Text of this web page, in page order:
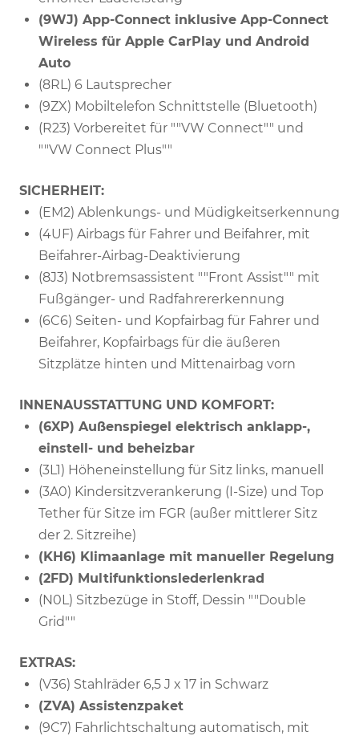
(9WJ) App-Connect inklusive App-Connect
Wireless für Apple CarPlay und Android
Auto
(8RL) 6 Lautsprecher
(9ZX) Mobiltelefon Schnittstelle (Bluetooth)
(R23) Vorbereitet für ""VW Connect"" und
""VW Connect Plus""
SICHERHEIT:
(EM2) Ablenkungs- und Müdigkeitserkennung
(4UF) Airbags für Fahrer und Beifahrer, mit
Beifahrer-Airbag-Deaktivierung
(8J3) Notbremsassistent ""Front Assist"" mit
Fußgänger- und Radfahrererkennung
(6C6) Seiten- und Kopfairbag für Fahrer und
Beifahrer, Kopfairbags für die äußeren
Sitzplätze hinten und Mittenairbag vorn
INNENAUSSTATTUNG UND KOMFORT:
(6XP) Außenspiegel elektrisch anklapp-,
einstell- und beheizbar
(3L1) Höheneinstellung für Sitz links, manuell
(3A0) Kindersitzverankerung (I-Size) und Top
Tether für Sitze im FGR (außer mittlerer Sitz
der 2. Sitzreihe)
(KH6) Klimaanlage mit manueller Regelung
(2FD) Multifunktionslederlenkrad
(N0L) Sitzbezüge in Stoff, Dessin ""Double
Grid""
EXTRAS:
(V36) Stahlräder 6,5 J x 17 in Schwarz
(ZVA) Assistenzpaket
(9C7) Fahrlichtschaltung automatisch, mit